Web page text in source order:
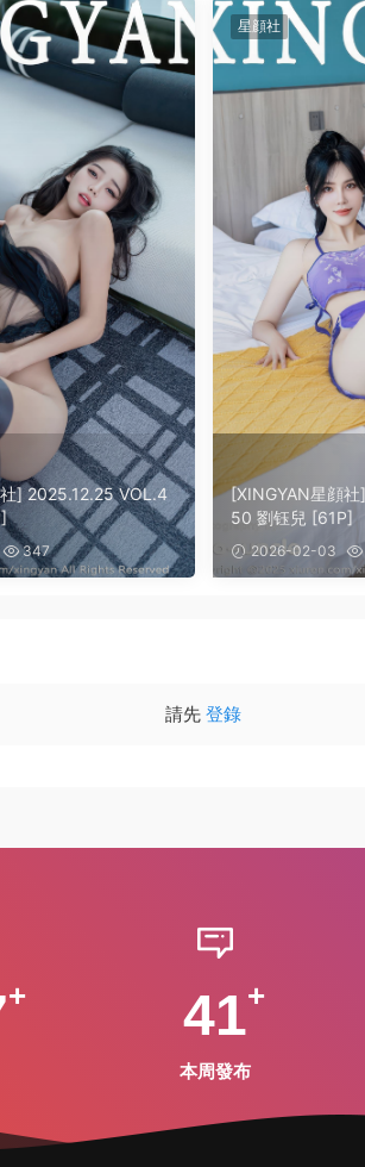
] 2025.12.25 VOL.4
347
星顔社
[XINGYAN星顔
50 劉钰兒 [61P]
2026-02-03
請先 登錄
41
本周發布